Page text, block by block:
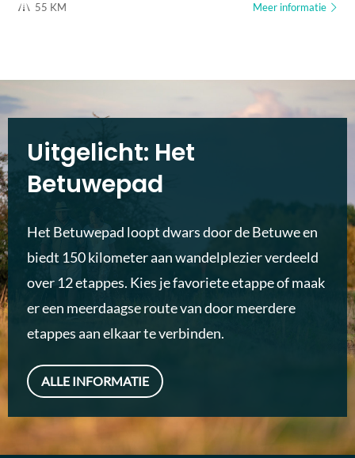
55 KM Meer informatie
Uitgelicht: Het
Betuwepad
Het Betuwepad loopt dwars door de Betuwe en
biedt 150 kilometer aan wandelplezier verdeeld
over 12 etappes. Kies je favoriete etappe of maak
er een meerdaagse route van door meerdere
etappes aan elkaar te verbinden.
ALLE INFORMATIE